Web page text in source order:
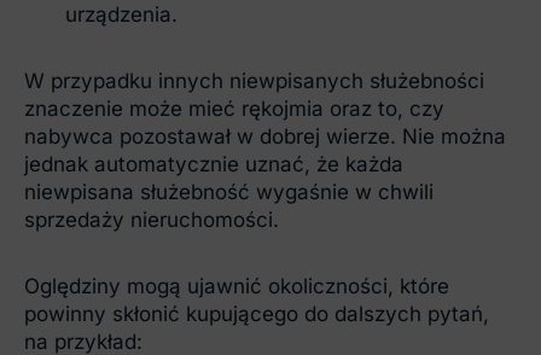
urządzenia.
W przypadku innych niewpisanych służebności
znaczenie może mieć rękojmia oraz to, czy
nabywca pozostawał w dobrej wierze. Nie można
jednak automatycznie uznać, że każda
niewpisana służebność wygaśnie w chwili
sprzedaży nieruchomości.
Oględziny mogą ujawnić okoliczności, które
powinny skłonić kupującego do dalszych pytań,
na przykład: